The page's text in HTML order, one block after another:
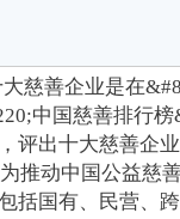
慈善企业是在
中国慈善排行
评出十大慈善企
推动中国公益慈
括国有、民营、